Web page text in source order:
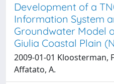
Development of a
Information System
Groundwater Model
Giulia Coastal Plain
2009-01-01 Kloosterman,
Affatato, A.